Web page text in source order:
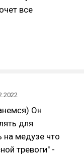
все
Он
для
на медузе что
тревоги" -